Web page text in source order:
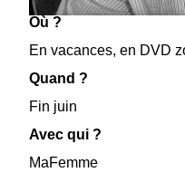
Où ?
En vacances, en DVD
Quand ?
Fin juin
Avec qui ?
MaFemme